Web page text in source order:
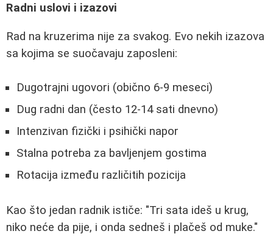
Radni uslovi i izazovi
Rad na kruzerima nije za svakog. Evo nekih izazova
sa kojima se suočavaju zaposleni:
Dugotrajni ugovori (obično 6-9 meseci)
Dug radni dan (često 12-14 sati dnevno)
Intenzivan fizički i psihički napor
Stalna potreba za bavljenjem gostima
Rotacija između različitih pozicija
Kao što jedan radnik ističe: "Tri sata ideš u krug,
niko neće da pije, i onda sedneš i plačeš od muke."